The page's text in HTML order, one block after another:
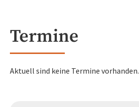
Termine
Aktuell sind keine Termine vorhanden.